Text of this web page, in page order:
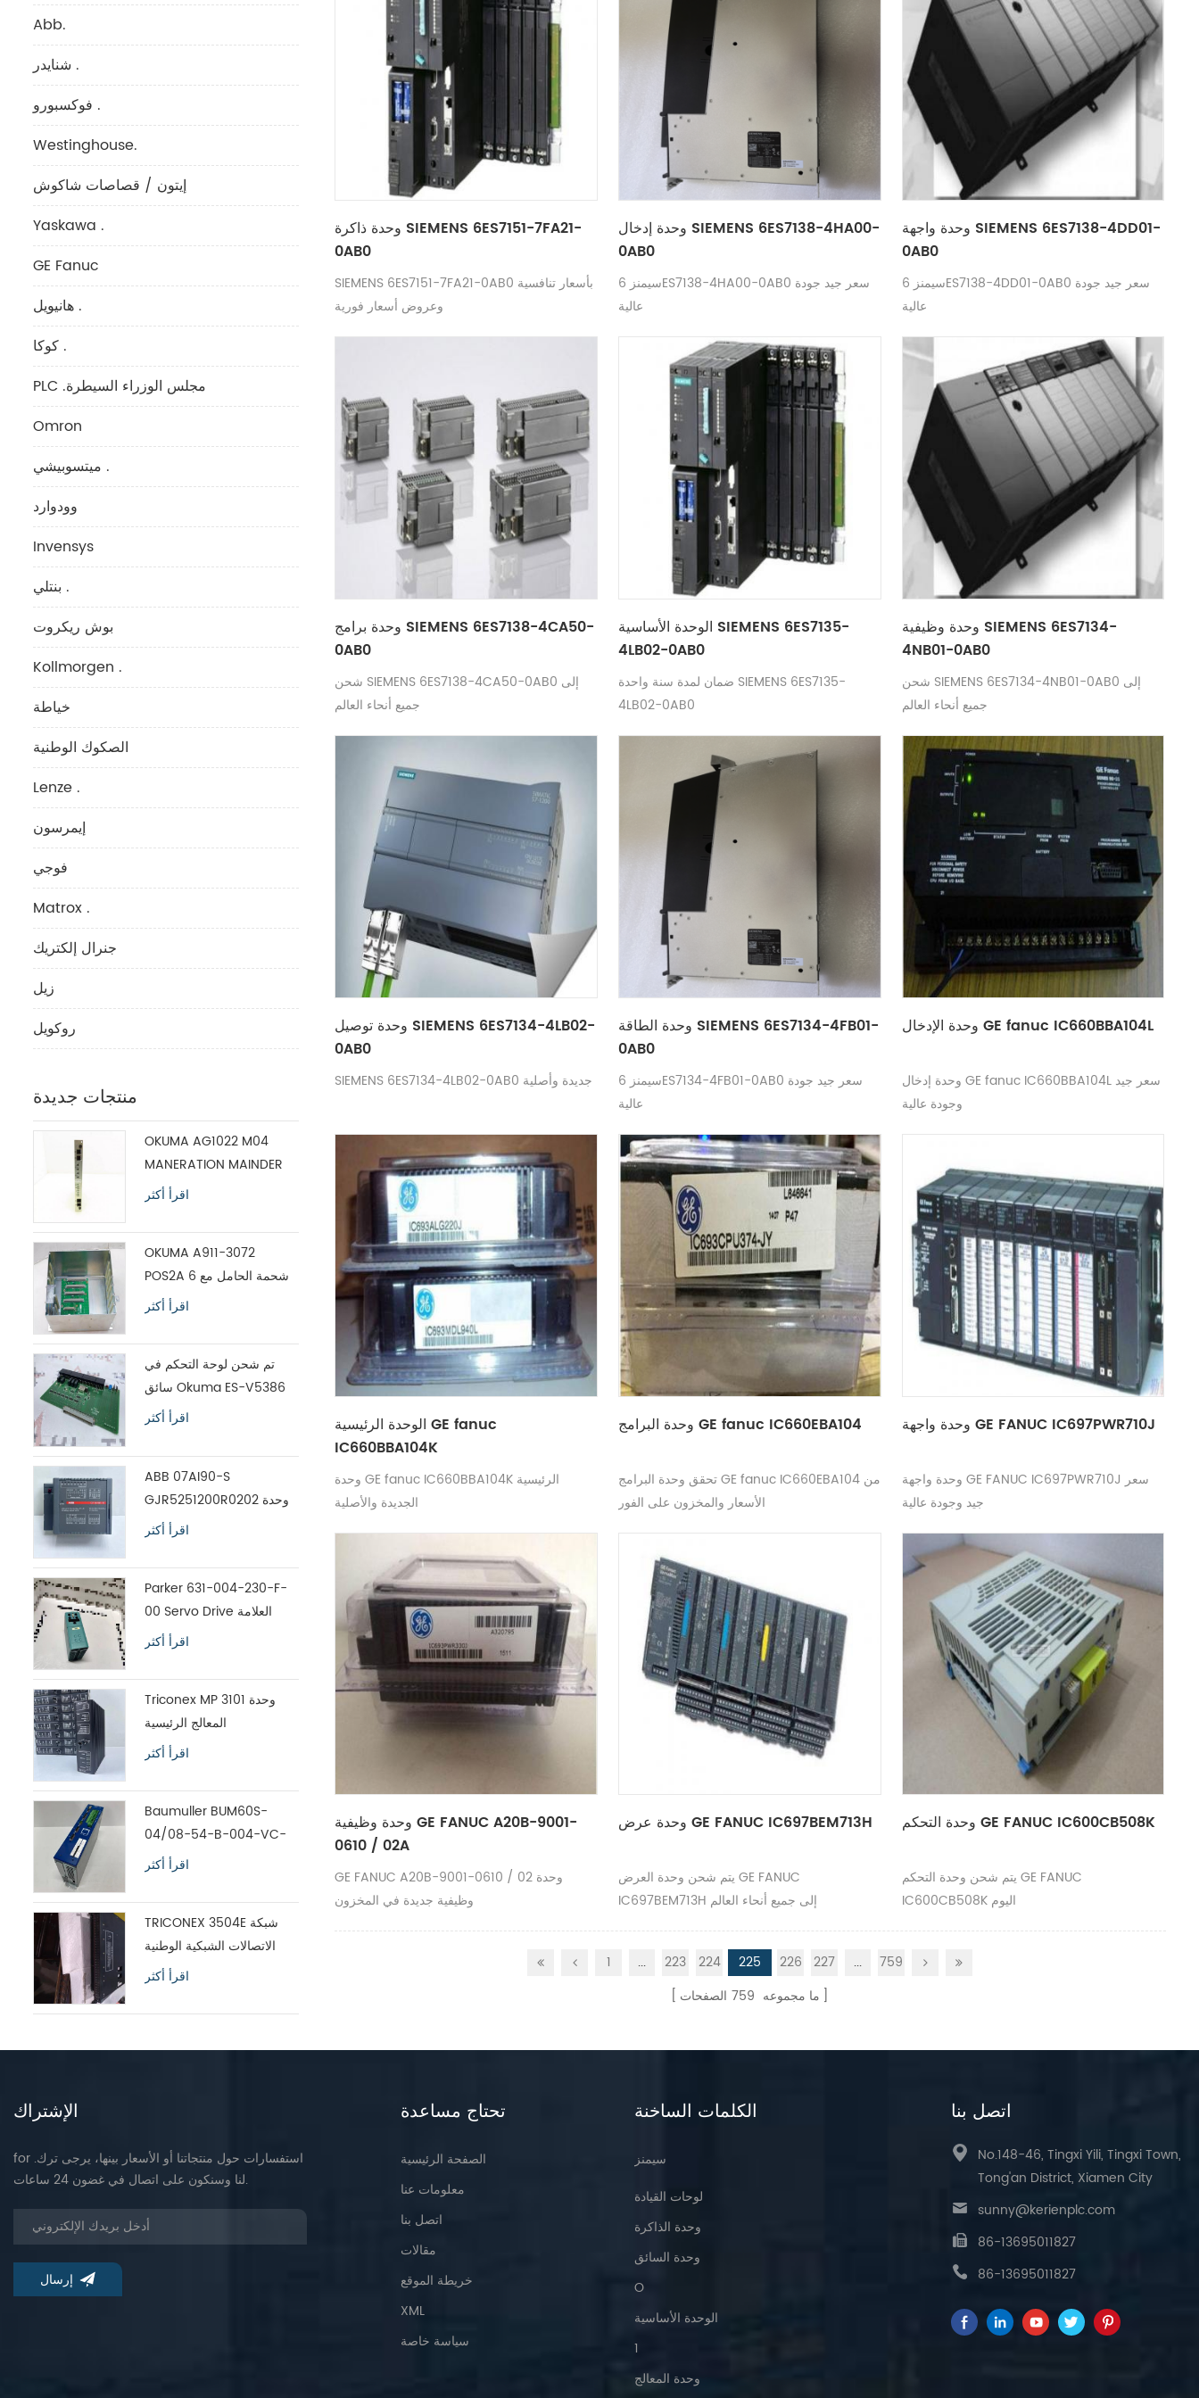
وحدة ذاكرة SIEMENS 6ES7151-7FA21-
0AB0
SIEMENS 6ES7151-7FA21-0AB0 بأسعار تنافسية
وعروض أسعار فورية
وحدة إدخال SIEMENS 6ES7138-4HA00-
0AB0
سيمنز 6ES7138-4HA00-0AB0 سعر جيد جودة
عالية
وحدة واجهة SIEMENS 6ES7138-4DD01-
0AB0
سيمنز 6ES7138-4DD01-0AB0 سعر جيد جودة
عالية
وحدة برامج SIEMENS 6ES7138-4CA50-
0AB0
شحن SIEMENS 6ES7138-4CA50-0AB0 إلى
جميع أنحاء العالم
الوحدة الأساسية SIEMENS 6ES7135-
4LB02-0AB0
ضمان لمدة سنة واحدة SIEMENS 6ES7135-
4LB02-0AB0
وحدة وظيفية SIEMENS 6ES7134-
4NB01-0AB0
شحن SIEMENS 6ES7134-4NB01-0AB0 إلى
جميع أنحاء العالم
وحدة توصيل SIEMENS 6ES7134-4LB02-
0AB0
SIEMENS 6ES7134-4LB02-0AB0 جديدة وأصلية
وحدة الطاقة SIEMENS 6ES7134-4FB01-
0AB0
سيمنز 6ES7134-4FB01-0AB0 سعر جيد جودة
عالية
وحدة الإدخال GE fanuc IC660BBA104L
وحدة إدخال GE fanuc IC660BBA104L سعر جيد
وجودة عالية
الوحدة الرئيسية GE fanuc
IC660BBA104K
وحدة GE fanuc IC660BBA104K الرئيسية
الجديدة والأصلية
وحدة البرامج GE fanuc IC660EBA104
تحقق وحدة البرامج GE fanuc IC660EBA104 من
الأسعار والمخزون على الفور
وحدة واجهة GE FANUC IC697PWR710J
وحدة واجهة GE FANUC IC697PWR710J سعر
جيد وجودة عالية
وحدة وظيفية GE FANUC A20B-9001-
0610 / 02A
GE FANUC A20B-9001-0610 / 02 وحدة
وظيفية جديدة في المخزون
وحدة عرض GE FANUC IC697BEM713H
يتم شحن وحدة العرض GE FANUC
IC697BEM713H إلى جميع أنحاء العالم
وحدة التحكم GE FANUC IC600CB508K
يتم شحن وحدة التحكم GE FANUC
IC600CB508K اليوم
1 ... 223 224 225 226 227 ...
759
ما مجموعه 759 الصفحات
Abb.
شنايدر .
فوكسبورو .
Westinghouse.
إيتون / قصاصات شاكوش
Yaskawa .
GE Fanuc
هانيويل .
كوكا .
PLC .مجلس الوزراء السيطرة
Omron
ميتسوبيشي .
وودوارد
Invensys
بنتلي .
بوش ريكروت
Kollmorgen .
خياطة
الصكوك الوطنية
Lenze .
إيمرسون
فوجي
Matrox .
جنرال إلكتريك
زيل
روكويل
منتجات جديدة
OKUMA AG1022 M04
MANERATION MAINDER
MODULE H1102P-2
اقرأ أكثر
OKUMA A911-3072
POS2A 6 شحمة الحامل مع
اللوحة ES-V5390اقرأ أكثر
تم شحن لوحة التحكم في
سائق Okuma ES-V5386
بين عشية وضحاها
اقرأ أكثر
ABB 07AI90-S
GJR5251200R0202 وحدة
إدخال تحليل وحدة التحكم
اقرأ أكثر
Parker 631-004-230-F-
00 Servo Drive العلامة
التجارية الأصلية الجديدة
اقرأ أكثر
Triconex MP 3101 وحدة
المعالج الرئيسية
اقرأ أكثر
Baumuller BUM60S-
04/08-54-B-004-VC-
A0-00-1113-00 محرك
اقرأ أكثر
TRICONEX 3504E شبكة
الاتصالات الشبكية الوطنية
الشحن السريع
اقرأ أكثر
الإشتراك
for .استفسارات حول منتجاتنا أو الأسعار بينها، يرجى ترك
لنا وسنكون على اتصال في غضون 24 ساعات.
تحتاج مساعدة
الصفحة الرئيسية
معلومات عنا
اتصل بنا
مقالات
خريطة الموقع
XML
سياسة خاصة
الكلمات الساخنة
سيمنز
لوحات القيادة
وحدة الذاكرة
وحدة السائق
O
الوحدة الأساسية
1
وحدة المعالج
اتصل بنا
No.148-46, Tingxi Yili, Tingxi Town,
Tong'an District, Xiamen City
sunny@kerienplc.com
86-13695011827
86-13695011827